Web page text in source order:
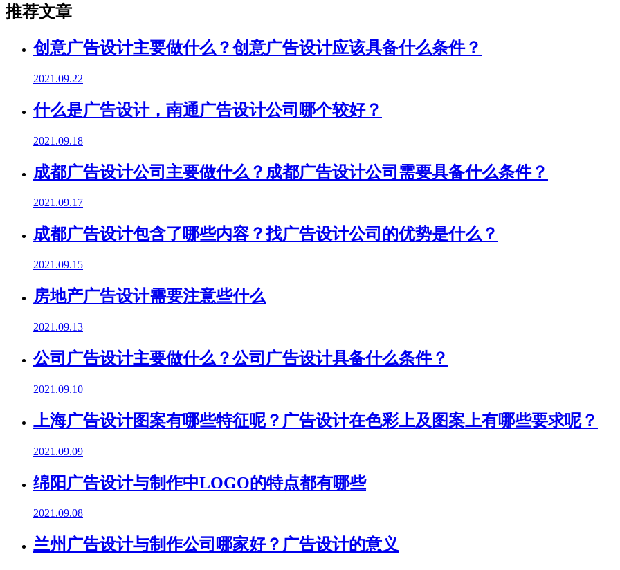
推荐文章
创意广告设计主要做什么？创意广告设计应该具备什么条件？
2021.09.22
什么是广告设计，南通广告设计公司哪个较好？
2021.09.18
成都广告设计公司主要做什么？成都广告设计公司需要具备什么条件？
2021.09.17
成都广告设计包含了哪些内容？找广告设计公司的优势是什么？
2021.09.15
房地产广告设计需要注意些什么
2021.09.13
公司广告设计主要做什么？公司广告设计具备什么条件？
2021.09.10
上海广告设计图案有哪些特征呢？广告设计在色彩上及图案上有哪些要求呢？
2021.09.09
绵阳广告设计与制作中LOGO的特点都有哪些
2021.09.08
兰州广告设计与制作公司哪家好？广告设计的意义